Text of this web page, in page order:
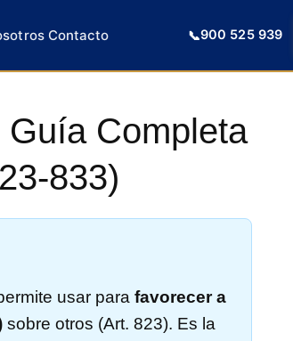
Contacto 📞900 525 939
Completa
833)
usar para favorecer a
sobre otros (Art. 823). Es la